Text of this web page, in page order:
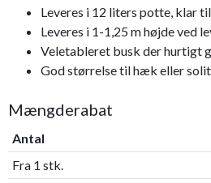
Leveres i 12 liters potte, klar
Leveres i 1-1,25 m højde ved
Veletableret busk der hurtigt
God størrelse til hæk eller
Mængderabat
Antal
Fra 1 stk.